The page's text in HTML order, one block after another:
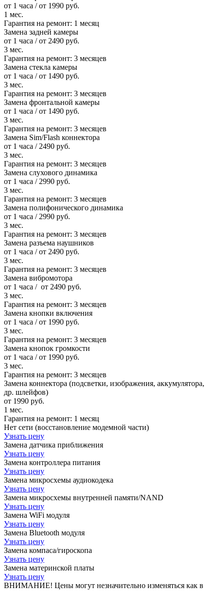
от 1 часа / от 1990 руб.
1 мес.
Гарантия на ремонт: 1 месяц
Замена задней камеры
от 1 часа / от 2490 руб.
3 мес.
Гарантия на ремонт: 3 месяцев
Замена стекла камеры
от 1 часа / от 1490 руб.
3 мес.
Гарантия на ремонт: 3 месяцев
Замена фронтальной камеры
от 1 часа / от 1490 руб.
3 мес.
Гарантия на ремонт: 3 месяцев
Замена Sim/Flash коннектора
от 1 часа / 2490 руб.
3 мес.
Гарантия на ремонт: 3 месяцев
Замена слухового динамика
от 1 часа / 2990 руб.
3 мес.
Гарантия на ремонт: 3 месяцев
Замена полифонического динамика
от 1 часа / 2990 руб.
3 мес.
Гарантия на ремонт: 3 месяцев
Замена разъема наушников
от 1 часа / от 2490 руб.
3 мес.
Гарантия на ремонт: 3 месяцев
Замена вибромотора
от 1 часа / от 2490 руб.
3 мес.
Гарантия на ремонт: 3 месяцев
Замена кнопки включения
от 1 часа / от 1990 руб.
3 мес.
Гарантия на ремонт: 3 месяцев
Замена кнопок громкости
от 1 часа / от 1990 руб.
3 мес.
Гарантия на ремонт: 3 месяцев
Замена коннектора (подсветки, изображения, аккумулятора,
др. шлейфов)
от 1990 руб.
1 мес.
Гарантия на ремонт: 1 месяц
Нет сети (восстановление модемной части)
Узнать цену
Замена датчика приближения
Узнать цену
Замена контроллера питания
Узнать цену
Замена микросхемы аудиокодека
Узнать цену
Замена микросхемы внутренней памяти/NAND
Узнать цену
Замена WiFi модуля
Узнать цену
Замена Bluetooth модуля
Узнать цену
Замена компаса/гироскопа
Узнать цену
Замена материнской платы
Узнать цену
ВНИМАНИЕ! Цены могут незначительно изменяться как в